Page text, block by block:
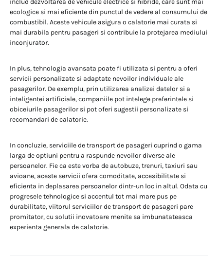
includ dezvoltarea de vehicule electrice si hibride, care sunt mai
ecologice si mai eficiente din punctul de vedere al consumului de
combustibil. Aceste vehicule asigura o calatorie mai curata si
mai durabila pentru pasageri si contribuie la protejarea mediului
inconjurator.
In plus, tehnologia avansata poate fi utilizata si pentru a oferi
servicii personalizate si adaptate nevoilor individuale ale
pasagerilor. De exemplu, prin utilizarea analizei datelor si a
inteligentei artificiale, companiile pot intelege preferintele si
obiceiurile pasagerilor si pot oferi sugestii personalizate si
recomandari de calatorie.
In concluzie, serviciile de transport de pasageri cuprind o gama
larga de optiuni pentru a raspunde nevoilor diverse ale
persoanelor. Fie ca este vorba de autobuze, trenuri, taxiuri sau
avioane, aceste servicii ofera comoditate, accesibilitate si
eficienta in deplasarea persoanelor dintr-un loc in altul. Odata cu
progresele tehnologice si accentul tot mai mare pus pe
durabilitate, viitorul serviciilor de transport de pasageri pare
promitator, cu solutii inovatoare menite sa imbunatateasca
experienta generala de calatorie.